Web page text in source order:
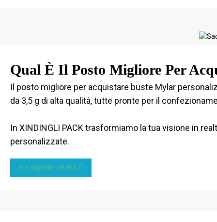
Qual È Il Posto Migliore Per
Il posto migliore per acquistare buste Mylar
da 3,5 g di alta qualità, tutte pronte per il
In XINDINGLI PACK trasformiamo la tua visione in
personalizzate.
Per Saperne Di Più